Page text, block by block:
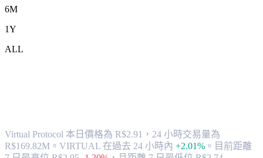
6M
1Y
ALL
Virtual Protocol 本日價格為 R$2.91，24 小時交易量為
R$169.82M。VIRTUAL 在過去 24 小時內 +2.01% 。 目前距離